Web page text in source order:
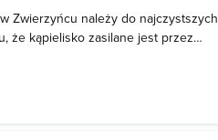
Zwierzyńcu należy do najczystszych
że kąpielisko zasilane jest przez